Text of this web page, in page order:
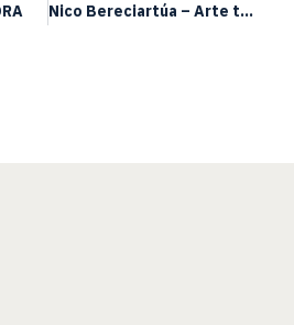
Nico Bereciartúa – Arte tapa